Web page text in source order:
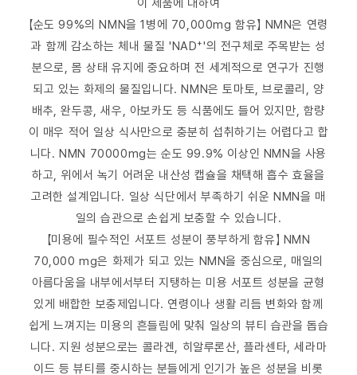
이 제품에 대하여
【순도 99%의 NMN을 1병에 70,000mg 함유】 NMN은 연령
과 함께 감소하는 체내 물질 'NAD⁺'의 전구체로 주목받는 성
분으로, 몸 상태 유지에 중요하며 전 세계적으로 연구가 진행
되고 있는 화제의 물질입니다. NMN은 토마토, 브로콜리, 양
배추, 완두콩, 새우, 아보카도 등 식품에도 들어 있지만, 함량
이 매우 적어 일상 식사만으로 충분히 섭취하기는 어렵다고 합
니다. NMN 70000mg는 순도 99.9% 이상인 NMN을 사용
하고, 위에서 녹기 어려운 내산성 캡슐을 채택해 흡수 효율을
고려한 설계입니다. 일상 식단에서 부족하기 쉬운 NMN을 매
일의 습관으로 손쉽게 보충할 수 있습니다.
【미용에 필수적인 서포트 성분이 풍부하게 함유】 NMN
70,000 mg은 화제가 되고 있는 NMN을 중심으로, 매일의
아름다움을 내부에서부터 지탱하는 미용 서포트 성분을 균형
있게 배합한 보충제입니다. 연령이나 생활 리듬 변화와 함께
쉽게 느껴지는 미용의 흔들림에 맞춰 일상의 뷰티 습관을 돕습
니다. 지원 성분으로는 콜라겐, 히알루론산, 플라센타, 세라마
이드 등 뷰티를 중시하는 분들에게 인기가 높은 성분을 비롯